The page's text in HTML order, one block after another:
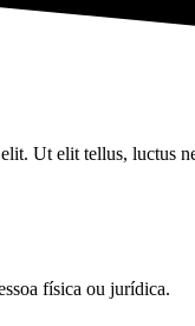
Ut elit tellus, luctus
física ou jurídica.